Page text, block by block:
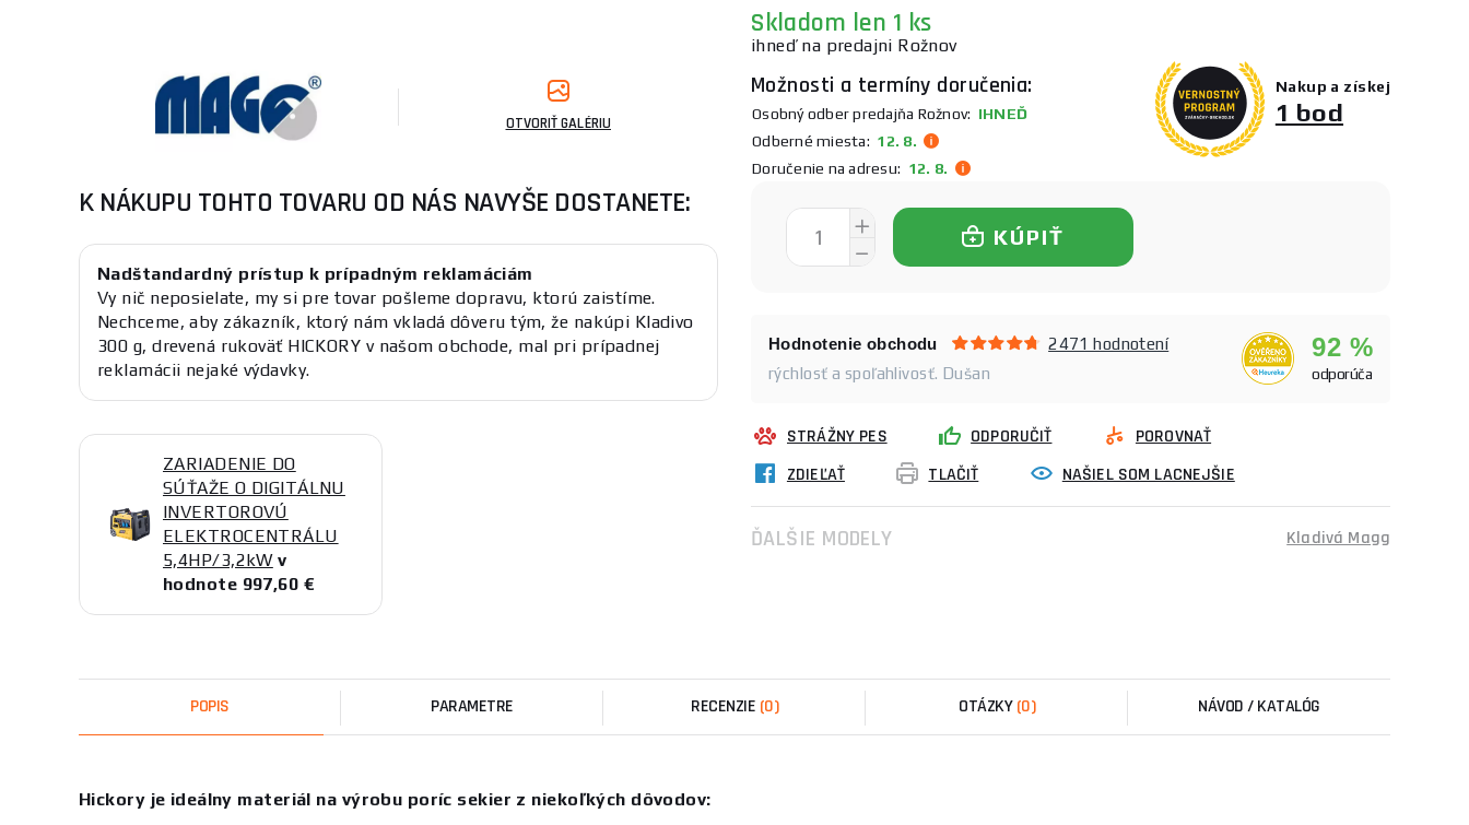
OTVORIŤ GALÉRIU
K NÁKUPU TOHTO TOVARU OD NÁS NAVYŠE DOSTANETE:
Nadštandardný prístup k prípadným reklamáciám
Vy nič neposielate, my si pre tovar pošleme dopravu, ktorú zaistíme.
Nechceme, aby zákazník, ktorý nám vkladá dôveru tým, že nakúpi Kladivo
300 g, drevená rukoväť HICKORY v našom obchode, mal pri prípadnej
reklamácii nejaké výdavky.
ZARIADENIE DO
SÚŤAŽE O DIGITÁLNU
INVERTOROVÚ
ELEKTROCENTRÁLU
5,4HP/3,2kW v
hodnote 997,60 €
Skladom len 1 ks
ihneď na predajni Rožnov
Možnosti a termíny doručenia:
Osobný odber predajňa Rožnov: IHNEĎ
Odberné miesta: 12. 8.
Doručenie na adresu: 12. 8.
Nakup a získej
1 bod
KÚPIŤ
Hodnotenie obchodu
2471 hodnotení
rýchlosť a spoľahlivosť. Dušan
92 %
odporúča
STRÁŽNY PES ODPORUČIŤ
POROVNAŤ
ZDIEĽAŤ
TLAČIŤ NAŠIEL SOM LACNEJŠIE
ĎALŠIE MODELY Kladivá Magg
POPIS PARAMETRE RECENZIE (0) OTÁZKY (0) NÁVOD / KATALÓG
Hickory je ideálny materiál na výrobu poríc sekier z niekoľkých dôvodov: